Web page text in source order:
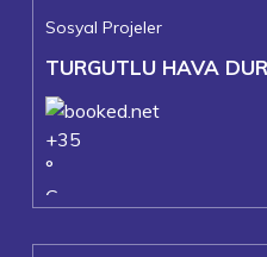
Sosyal Projeler
TURGUTLU HAVA
+35
°
C